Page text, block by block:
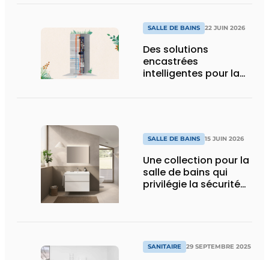
SALLE DE BAINS 22 JUIN 2026
Des solutions
encastrées
intelligentes pour la
SALLE DE BAINS 15 JUIN 2026
Une collection pour la
salle de bains qui
privilégie la sécurité
SANITAIRE 29 SEPTEMBRE 2025